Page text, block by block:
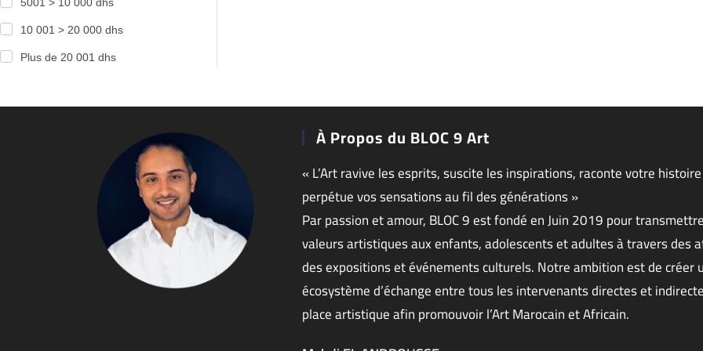
10 001 > 20 000 dhs
Plus de 20 001 dhs
À Propos du BLOC 9 Art
« L’Art ravive les esprits, suscite les inspirations, raconte votre
perpétue vos sensations au fil des générations »
Par passion et amour, BLOC 9 est fondé en Juin 2019 pour
valeurs artistiques aux enfants, adolescents et adultes à travers des
des expositions et événements culturels. Notre ambition est de créer
écosystème d’échange entre tous les intervenants directes et
place artistique afin promouvoir l’Art Marocain et Africain.